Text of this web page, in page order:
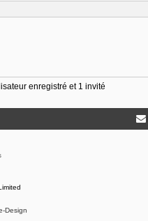
enregistré et 1 invité
Design